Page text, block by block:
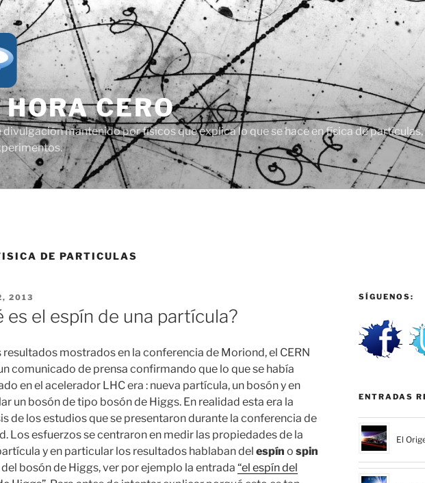
CERO
divulgación mantenido por físicos que explica lo que se hace en física de partículas,
DE PARTICULAS
2013
es el espín de una partícula?
resultados mostrados en la conferencia de Moriond, el CERN
comunicado de prensa confirmando que lo que se había
en el acelerador LHCera : nueva partícula, un bosóny en
un bosónde tipo bosónde Higgs. En realidad esta era la
de los estudios que se presentaron durante la conferencia de
Los esfuerzos se centraron en medir las propiedades de la
y en particular los resultados hablaban del espín o spin
bosónde Higgs, ver por ejemplo la entrada “el espín del
SÍGUENOS:
ENTRADAS
El